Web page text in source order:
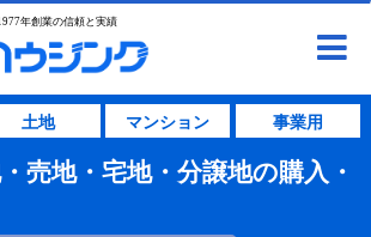
年創業の信頼と実績
土地 マンション 事業用
売地・宅地・分譲地の購入・